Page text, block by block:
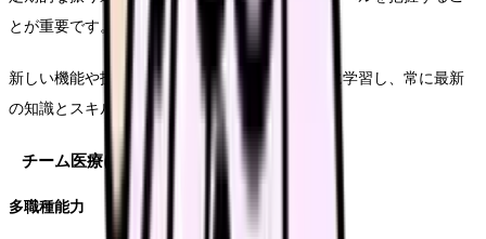
とが重要です。
新しい機能や技術が導入された際には、積極的に学習し、常に最新
の知識とスキルを維持するよう心がけます。
チーム医療におけるスキル
多職種能力